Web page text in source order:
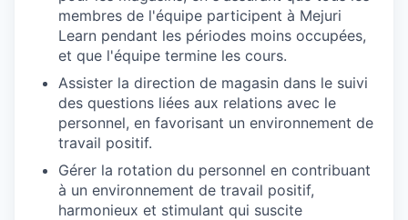
membres de l'équipe participent à Mejuri
Learn pendant les périodes moins occupées,
et que l'équipe termine les cours.
Assister la direction de magasin dans le suivi
des questions liées aux relations avec le
personnel, en favorisant un environnement de
travail positif.
Gérer la rotation du personnel en contribuant
à un environnement de travail positif,
harmonieux et stimulant qui suscite